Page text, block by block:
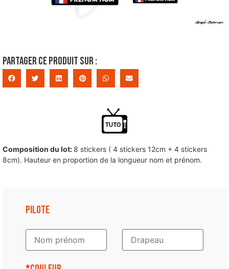
Partager ce produit sur :
Composition du lot: 8 stickers ( 4 stickers 12cm + 4 stickers
8cm). Hauteur en proportion de la longueur nom et prénom.
PILOTE